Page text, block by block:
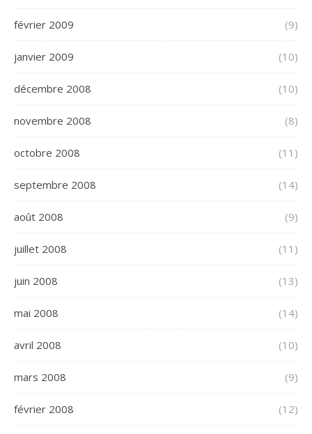
février 2009 (9)
janvier 2009 (10)
décembre 2008 (10)
novembre 2008 (8)
octobre 2008 (11)
septembre 2008 (14)
août 2008 (9)
juillet 2008 (11)
juin 2008 (13)
mai 2008 (14)
avril 2008 (10)
mars 2008 (9)
février 2008 (12)